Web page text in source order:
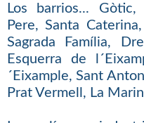
Los barrios... Gòtic,
Pere, Santa
Sagrada Família,
Esquerra de
´Eixample, Sant
Prat Vermell, La